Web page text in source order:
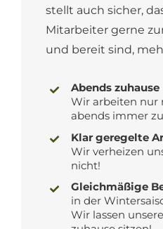
stellt auch sicher,
Mitarbeiter gerne
und bereit sind,
Abends zuhause
Wir arbeiten nur
abends immer
Klar geregelte
Wir verheizen
nicht!
Gleichmäßige
in der
Wir lassen